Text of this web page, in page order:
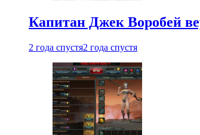
Капитан Джек Воробей
2 года спустя2 года спустя